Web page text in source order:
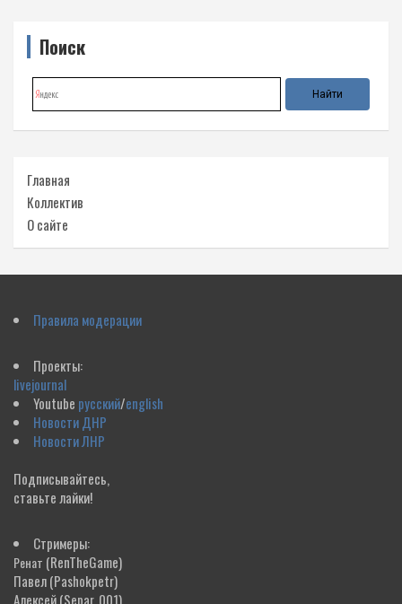
Поиск
Главная
Коллектив
О сайте
Правила модерации
Проекты:
livejournal
Youtube русский/english
Новости ДНР
Новости ЛНР
Подписывайтесь,
ставьте лайки!
Стримеры:
Ренат (RenTheGame)
Павел(Pashokpetr)
Алексей(Separ_001)